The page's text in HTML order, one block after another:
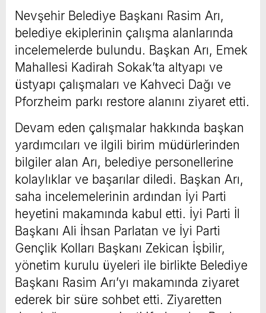
Nevşehir Belediye Başkanı Rasim Arı,
belediye ekiplerinin çalışma alanlarında
incelemelerde bulundu. Başkan Arı, Emek
Mahallesi Kadirah Sokak’ta altyapı ve
üstyapı çalışmaları ve Kahveci Dağı ve
Pforzheim parkı restore alanını ziyaret etti.
Devam eden çalışmalar hakkında başkan
yardımcıları ve ilgili birim müdürlerinden
bilgiler alan Arı, belediye personellerine
kolaylıklar ve başarılar diledi. Başkan Arı,
saha incelemelerinin ardından İyi Parti
heyetini makamında kabul etti. İyi Parti İl
Başkanı Ali İhsan Parlatan ve İyi Parti
Gençlik Kolları Başkanı Zekican İşbilir,
yönetim kurulu üyeleri ile birlikte Belediye
Başkanı Rasim Arı’yı makamında ziyaret
ederek bir süre sohbet etti. Ziyaretten